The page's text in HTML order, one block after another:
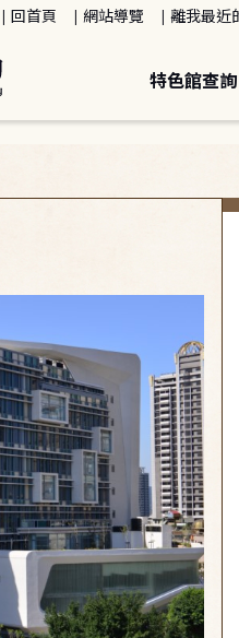
回首頁 網站導覽 離我最近
特色館查詢